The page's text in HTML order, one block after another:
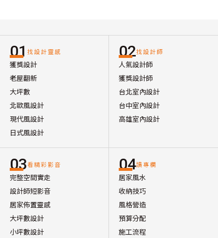
01 找設計靈感
獲獎設計
老屋翻新
大坪數
北歐風設計
現代風設計
日式風設計
02找設計師
人氣設計師
獲獎設計師
台北室內設計
台中室內設計
高雄室內設計
03看精彩影音
完整空間實走
設計師短影音
居家佈置靈感
大坪數設計
小坪數設計
04讀專欄
居家風水
收納技巧
風格營造
預算分配
施工流程